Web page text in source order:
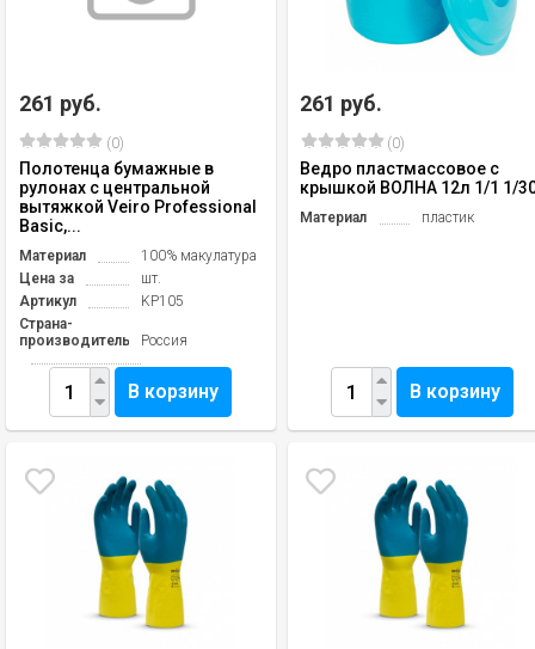
261 руб.
(0)
Полотенца бумажные в
рулонах с центральной
вытяжкой Veiro Professional
Basic,...
Материал
100% макулатура
Цена за
шт.
Артикул
KP105
Страна-
производитель
Россия
В корзину
261 руб.
(0)
Ведро пластмассовое с
крышкой ВОЛНА 12л 1/1 1/
Материал пластик
В корзину